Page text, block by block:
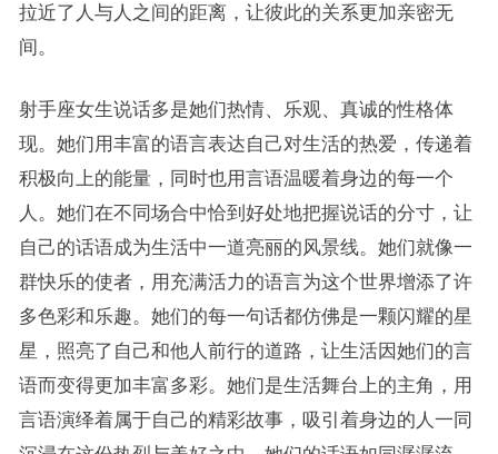
拉近了人与人之间的距离，让彼此的关系更加亲密无
间。
射手座女生说话多是她们热情、乐观、真诚的性格体
现。她们用丰富的语言表达自己对生活的热爱，传递着
积极向上的能量，同时也用言语温暖着身边的每一个
人。她们在不同场合中恰到好处地把握说话的分寸，让
自己的话语成为生活中一道亮丽的风景线。她们就像一
群快乐的使者，用充满活力的语言为这个世界增添了许
多色彩和乐趣。她们的每一句话都仿佛是一颗闪耀的星
星，照亮了自己和他人前行的道路，让生活因她们的言
语而变得更加丰富多彩。她们是生活舞台上的主角，用
言语演绎着属于自己的精彩故事，吸引着身边的人一同